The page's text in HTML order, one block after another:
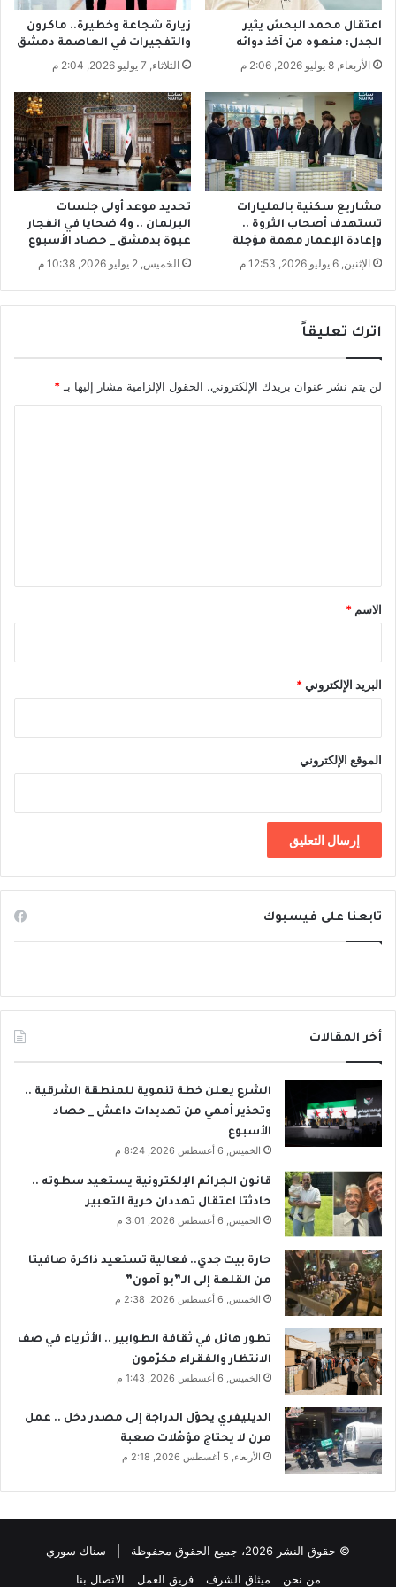
ا
ف
ي
س
و
ر
ي
ا
.
ه
و
ل
إ
ه
م
ا
ل
؟
!
اعتقال محمد البحش يثير
الجدل: منعوه من أخذ دوائه
الأربعاء, 8 يوليو 2026, 2:06 م
زيارة شجاعة وخطيرة.. ماكرون
والتفجيرات في العاصمة دمشق
الثلاثاء, 7 يوليو 2026, 2:04 م
مشاريع سكنية بالمليارات
تستهدف أصحاب الثروة ..
وإعادة الإعمار مهمة مؤجلة
الإثنين, 6 يوليو 2026, 12:53 م
تحديد موعد أولى جلسات
البرلمان .. و4 ضحايا في انفجار
عبوة بدمشق _ حصاد الأسبوع
الخميس, 2 يوليو 2026, 10:38 م
اترك تعليقاً
لن يتم نشر عنوان بريدك الإلكتروني. الحقول الإلزامية مشار إليها بـ*
*
الاسم *
البريد الإلكتروني*
الموقع الإلكتروني
تابعنا على فيسبوك
أخر المقالات
الشرع يعلن خطة تنموية للمنطقة الشرقية ..
وتحذير أممي من تهديدات داعش _ حصاد
الأسبوع
الخميس, 6 أغسطس 2026, 8:24 م
قانون الجرائم الإلكترونية يستعيد سطوته ..
حادثتا اعتقال تهددان حرية التعبير
الخميس, 6 أغسطس 2026, 3:01 م
حارة بيت جدي.. فعالية تستعيد ذاكرة صافيتا
من القلعة إلى الـ”بو آمون”
الخميس, 6 أغسطس 2026, 2:38 م
تطور هائل في ثقافة الطوابير .. الأثرياء في صف
الانتظار والفقراء مكرّمون
الخميس, 6 أغسطس 2026, 1:43 م
الديليفري يحوّل الدراجة إلى مصدر دخل .. عمل
مرن لا يحتاج مؤهّلات صعبة
الأربعاء, 5 أغسطس 2026, 2:18 م
© حقوق النشر 2026، جميع الحقوق محفوظة | سناك سوري
من نحن
ميثاق الشرف فريق العمل الاتصال بنا